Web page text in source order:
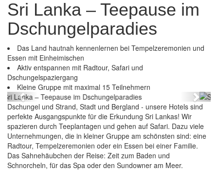
Sri Lanka – Teepause im
Dschungelparadies
Das Land hautnah kennenlernen bei Tempelzeremonien und
Essen mit Einheimischen
Aktiv entspannen mit Radtour, Safari und
Dschungelspaziergang
Kleine Gruppe mit maximal 15 Teilnehmern
Sri Lanka – Teepause im Dschungelparadies
Previous Next
Dschungel und Strand, Stadt und Bergland - unsere Hotels sind
perfekte Ausgangspunkte für die Erkundung Sri Lankas! Wir
spazieren durch Teeplantagen und gehen auf Safari. Dazu viele
Unternehmungen, die in kleiner Gruppe am schönsten sind: eine
Radtour, Tempelzeremonien oder ein Essen bei einer Familie.
Das Sahnehäubchen der Reise: Zeit zum Baden und
Schnorcheln, für das Spa oder den Sundowner am Meer.